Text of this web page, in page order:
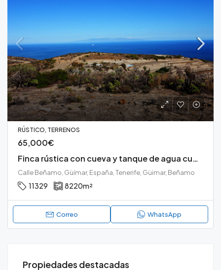
RÚSTICO, TERRENOS
65,000€
Finca rústica con cueva y tanque de agua cubierto en Güimar
Calle Beñamo, Güímar, España, Tenerife, Güimar, Beñamo
11329 8220m²
Correo WhatsApp
Propiedades destacadas
165,000€